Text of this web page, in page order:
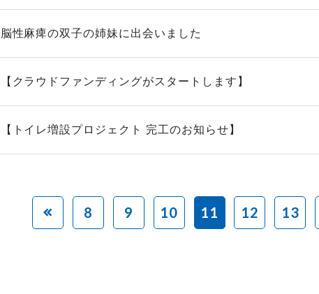
脳性麻痺の双子の姉妹に出会いました
【クラウドファンディングがスタートします】
【トイレ増設プロジェクト 完工のお知らせ】
8 9 10 11 12 13